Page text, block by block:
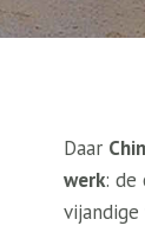
Daar
werk: de